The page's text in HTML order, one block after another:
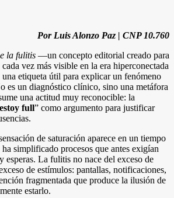
Por Luis Alonzo Paz | CNP 10.760
la fulitis —un concepto editorial creado para
vez más visible en la era hiperconectada
etiqueta útil para explicar un fenómeno
es un diagnóstico clínico, sino una metáfora
una actitud muy reconocible: la
estoy full” como argumento para justificar
de saturación aparece en un tiempo
simplificado procesos que antes exigían
esperas. La fulitis no nace del exceso de
de estímulos: pantallas, notificaciones,
fragmentada que produce la ilusión de
estarlo.